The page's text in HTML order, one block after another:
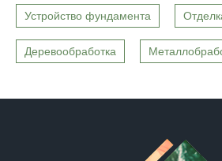
Устройство фундамента
Деревообработка